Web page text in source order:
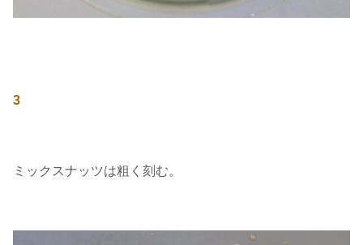
3
ミックスナッツは粗く刻む。